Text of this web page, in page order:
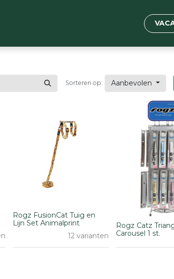
Sorteren op: Aanbevolen
Rogz FusionCat Tuig en
Lijn Set Animalprint
12 varianten
Rogz Catz
Carousel 1 st.